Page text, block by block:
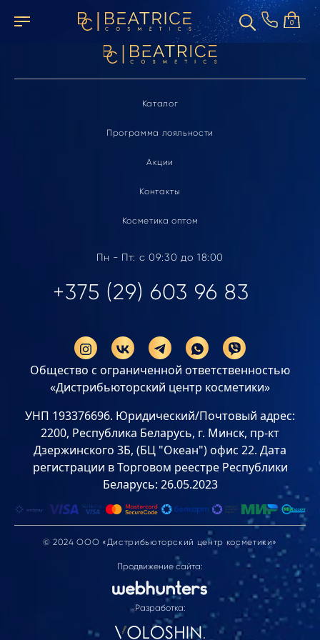
0
Элемент не найден
Каталог
Программа лояльности
Акции
Контакты
Косметика оптом
Пн - Пт: с 09:30 до 18:00
+375 (29) 603 96 83
Общество с ограниченной ответственностью
«Дистрибьюторский центр косметики»
УНП 193376696. Юридический/Почтовый адрес:
2200, Республика Беларусь, г. Минск, пр-кт
Дзержинского 3Б, (БЦ "Океан") офис 22. Дата
регистрации в Торговом реестре Республики
Беларусь: 26.05.2023
© 2024 ООО «Дистрибьюторский центр косметики»
Продвижение сайта:
Разработка: